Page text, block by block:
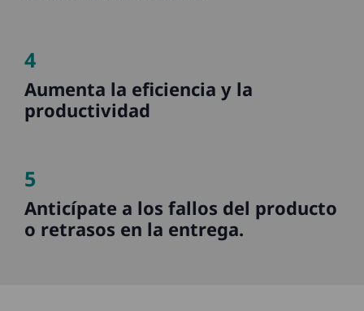
4
Aumenta la eficiencia y la
productividad
5
Anticípate a los fallos del producto
o retrasos en la entrega.